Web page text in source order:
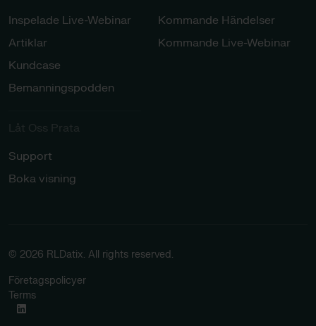
Inspelade Live-Webinar
Artiklar
Kundcase
Bemanningspodden
Kommande Händelser
Kommande Live-Webinar
Låt Oss Prata​
Support
Boka visning
© 2026 RLDatix. All rights reserved.
Företagspolicyer
Terms